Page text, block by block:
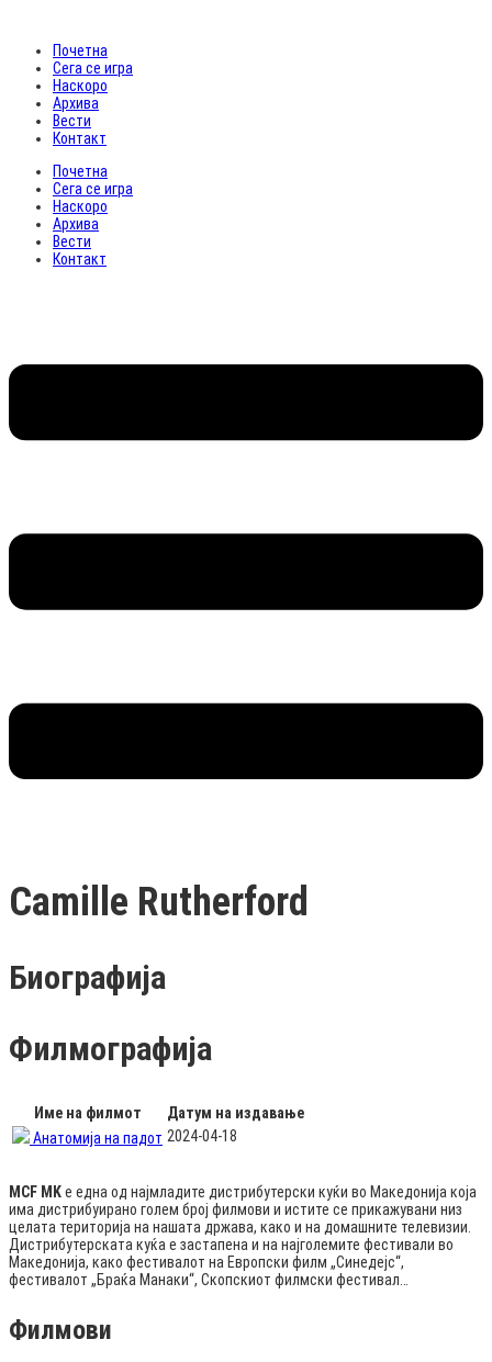
Почетна
Сега се игра
Наскоро
Архива
Вести
Контакт
Почетна
Сега се игра
Наскоро
Архива
Вести
Контакт
Camille Rutherford
Биографија
Филмографија
Име на филмот
Датум на издавање
Анатомија на падот 2024-04-18
MCF MKе една од најмладите дистрибутерски куќи во Македонија која
има дистрибуирано голем број филмови и истите се прикажувани низ
целата територија на нашата држава, како и на домашните телевизии.
Дистрибутерската куќа е застапена и на најголемите фестивали во
Македонија, како фестивалот на Европски филм „Синедејс“,
фестивалот „Браќа Манаки“, Скопскиот филмски фестивал…
Филмови